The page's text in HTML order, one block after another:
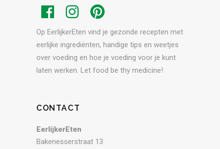
Op EerlijkerEten vind je gezonde recepten met
eerlijke ingrediënten, handige tips en weetjes
over voeding en hoe je voeding voor je kunt
laten werken. Let food be thy medicine!
CONTACT
EerlijkerEten
Bakenesserstraat 13